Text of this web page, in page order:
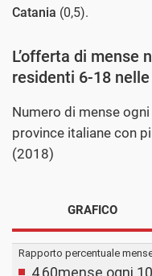
Catania (0,5).
L’offerta di mense
residenti 6-18
Numero di mense
province italiane con
(2018)
GRAFICO